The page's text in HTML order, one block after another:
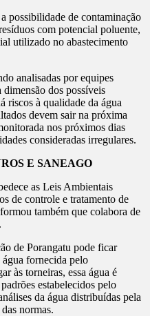
possibilidade de contaminação
com potencial poluente,
utilizado no abastecimento
analisadas por equipes
dos possíveis
riscos à qualidade da água
devem sair na próxima
nos próximos dias
consideradas irregulares.
E SANEAGO
as Leis Ambientais
de controle e tratamento de
também que colabora de
de Porangatu pode ficar
fornecida pelo
às torneiras, essa água é
estabelecidos pelo
da água distribuídas pela
normas.